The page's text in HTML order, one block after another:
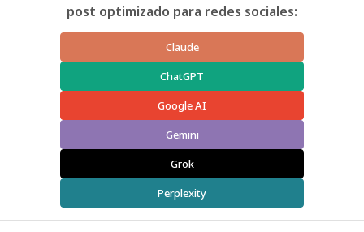
post optimizado para redes sociales:
Claude
ChatGPT
Google AI
Gemini
Grok
Perplexity